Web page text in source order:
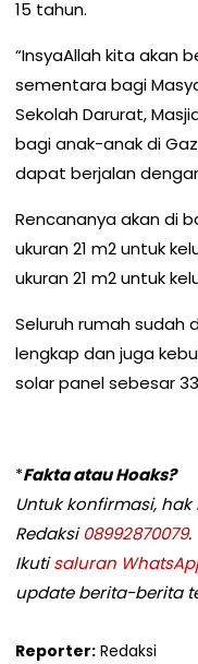
15 tahun.
“InsyaAllah kita akan
sementara bagi
Sekolah Darurat,
bagi anak-anak di
dapat berjalan
Rencananya akan di
ukuran 21 m2 untuk
ukuran 21 m2 untuk
Seluruh rumah sudah
lengkap dan juga
solar panel sebesar
*Fakta atau Hoaks?
Untuk konfirmasi,
Redaksi08992870079.
Ikutisaluran
update berita-berita
Reporter: Redaksi